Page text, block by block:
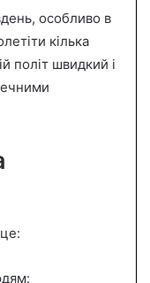
особливо в
кілька
політ швидкий і